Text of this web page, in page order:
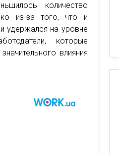
количество
из-за того, что и
удержался на уровне
которые
влияния